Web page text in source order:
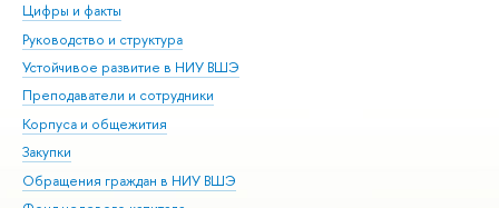
Цифры и факты
Руководство и структура
Устойчивое развитие в НИУ ВШЭ
Преподаватели и сотрудники
Корпуса и общежития
Закупки
Обращения граждан в НИУ ВШЭ